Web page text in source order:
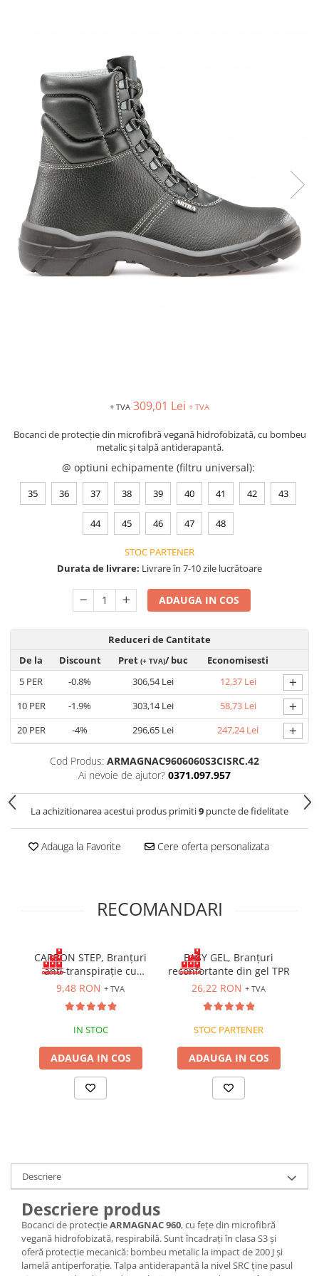
Pantaloni Impermeabili
Pelerine | Jachete Impermeabile
Imbracaminte TERMOIZOLANTĂ
Jachete Termoizolante
Pantaloni Termoizolanti
Costume | Combinezoane
Termoizolante
Veste Termoizolante
Îmbrăcăminte REFLECTORIZANTĂ
(HI-VIS)
Jachete reflectorizante (HI-VIS)
Pantaloni si salopete reflectorizante
(HI-VIS)
reflectorizante (HI-VIS)
Îmbrăcăminte ANTICHIMICĂ |
Costume | Combinezoane
Antichimice | Multirisc
Halate | Sorturi Antichimice |
Jachete | Bluze Antichimice |
Îmbrăcăminte IGNIFUGĂ (ANTI-
Cagule | Capisoane Ignifuge
Costume | Combinezoane Ignifuge
Mânecuțe Ignifuge
Pantaloni Ignifugi
Sorturi ignifuge
ÎNCĂLȚĂMINTE
Pantofi outdoor
Pantofi de lucru O2
Pantofi de protecție S1P
Pantofi de protecție S3
Bocanci
Bocanci outdoor
Bocanci de lucru O1
Bocanci de protecție OB
Bocanci de lucru O2
Bocanci de protecție S1
Bocanci de protecție S1P
Cizme outdoor
Cizme de lucru OB
Cizme de lucru O4/O5
Cizme de protecție S3
Cizme de protecție S4
Cizme de protecție S5
+ TVA 309,01 Lei + TVA
Bocanci de protecție din microfibră vegană hidrofobizată, cu bombeu
metalic și talpă antiderapantă.
@ optiuni echipamente (filtru universal):
35 36 37 38 39 40 41 42 43
44 45 46 47 48
STOC PARTENER
Durata de livrare: Livrare în 7-10 zile lucrătoare
ADAUGA IN COS
Reduceri de Cantitate
De la
Discount Pret (+ TVA)/ buc
Economisesti
5 PER -0.8% 306,54 Lei 12,37 Lei +
10PER -1.9% 303,14 Lei 58,73 Lei +
20PER -4% 296,65 Lei 247,24 Lei +
Cod Produs: ARMAGNAC9606060S3CISRC.42
Ai nevoie de ajutor? 0371.097.957
La achizitionarea acestui produs primiti9 puncte de fidelitate
Adauga la Favorite Cere oferta personalizata
RECOMANDARI
CARBON STEP, Branțuri
anti-transpirație cu
carbune activ
9,48 RON + TVA
IN STOC
ADAUGA IN COS
EASY GEL, Branțuri
reconfortante din gel TPR
26,22 RON + TVA
STOC PARTENER
ADAUGA IN COS
Descriere
Descriere produs
Bocanci de protecțieARMAGNAC 960, cu fețe din microfibră
vegană hidrofobizată, respirabilă. Sunt încadrați în clasa S3 și
oferă protecție mecanică: bombeu metalic la impact de 200 J și
lamelă antiperforație. Talpa antiderapantă la nivel SRC ține pasul